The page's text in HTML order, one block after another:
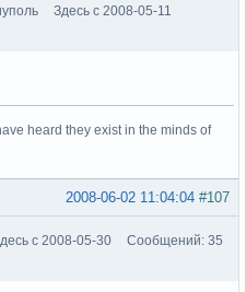
Здесь с 2008-05-11
heard they exist in the minds of
#107
2008-06-02 11:04:04
с 2008-05-30
Сообщений: 35